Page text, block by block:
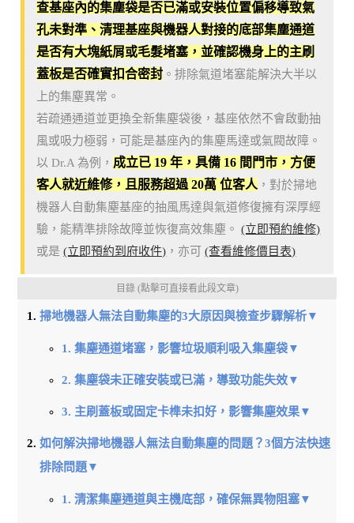
查基座內的集塵袋是否已滿或安裝位置偏移導致氣
孔未對準、清理基座與機器人對接的底部集塵通道
是否有大塊紙屑或毛髮堵塞，並確認機身上的主刷
蓋板是否確實扣合密封 。排除氣道堵塞能解決大半以
上的集塵異常。
若疏通通道並更換全新集塵袋後，基座依然不會啟動抽
風或吸力極弱，可能是基座內的集塵馬達或氣閥故障。
以 Dr.A 為例， 成立已 19 年，具備 16 間門市，方便
客人就近維修，且服務超過 20萬 位客人，對於掃地
機器人自動集塵基座的抽風馬達與氣道修復擁有深厚經
驗，能精準排除故障並恢復高效集塵。(立即預約維修)
或是(立即預約到府收件) ，亦可(查看維修價目表)
目錄 (點擊可直接看此段文章)
掃地機器人無法自動集塵的3大原因與檢查步驟解析▼
1. 集塵通道堵塞，影響垃圾順利吸入集塵袋▼
2. 集塵袋未正確安裝或已滿，導致功能失效▼
3. 主刷蓋板或固定卡榫未扣好，影響集塵效果▼
如何解決掃地機器人無法自動集塵的問題？3個方法快速
排除問題▼
1. 清潔集塵通道與主機底部，確保無異物阻塞▼